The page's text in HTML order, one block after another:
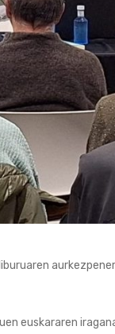
liburuaren
euskararen